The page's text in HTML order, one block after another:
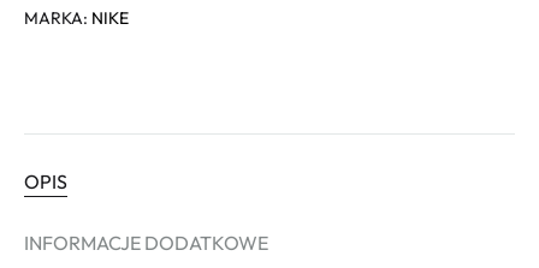
MARKA: NIKE
OPIS
INFORMACJE DODATKOWE